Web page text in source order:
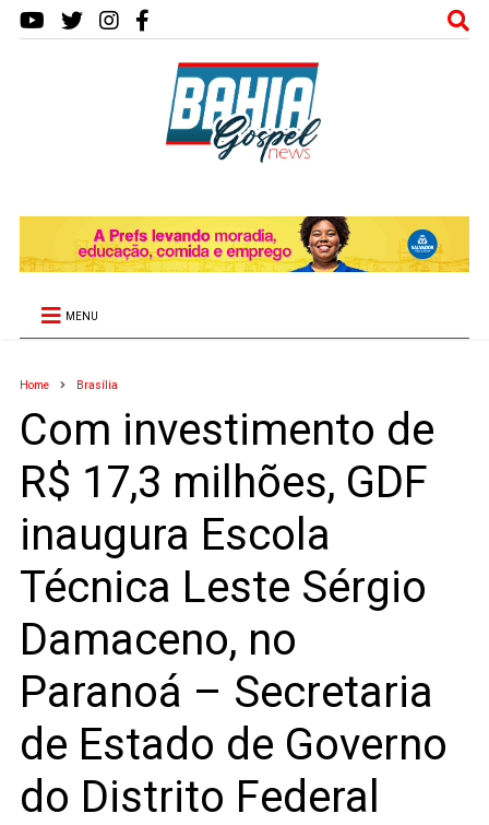
MENU
Home Brasília
Com investimento de
R$ 17,3 milhões, GDF
inaugura Escola
Técnica Leste Sérgio
Damaceno, no
Paranoá – Secretaria
de Estado de Governo
do Distrito Federal